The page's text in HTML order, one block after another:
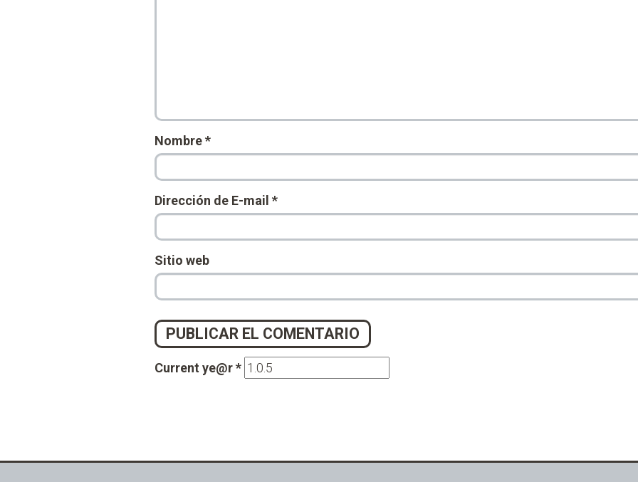
Nombre*
Dirección de E-mail *
Sitio web
Current ye@r*